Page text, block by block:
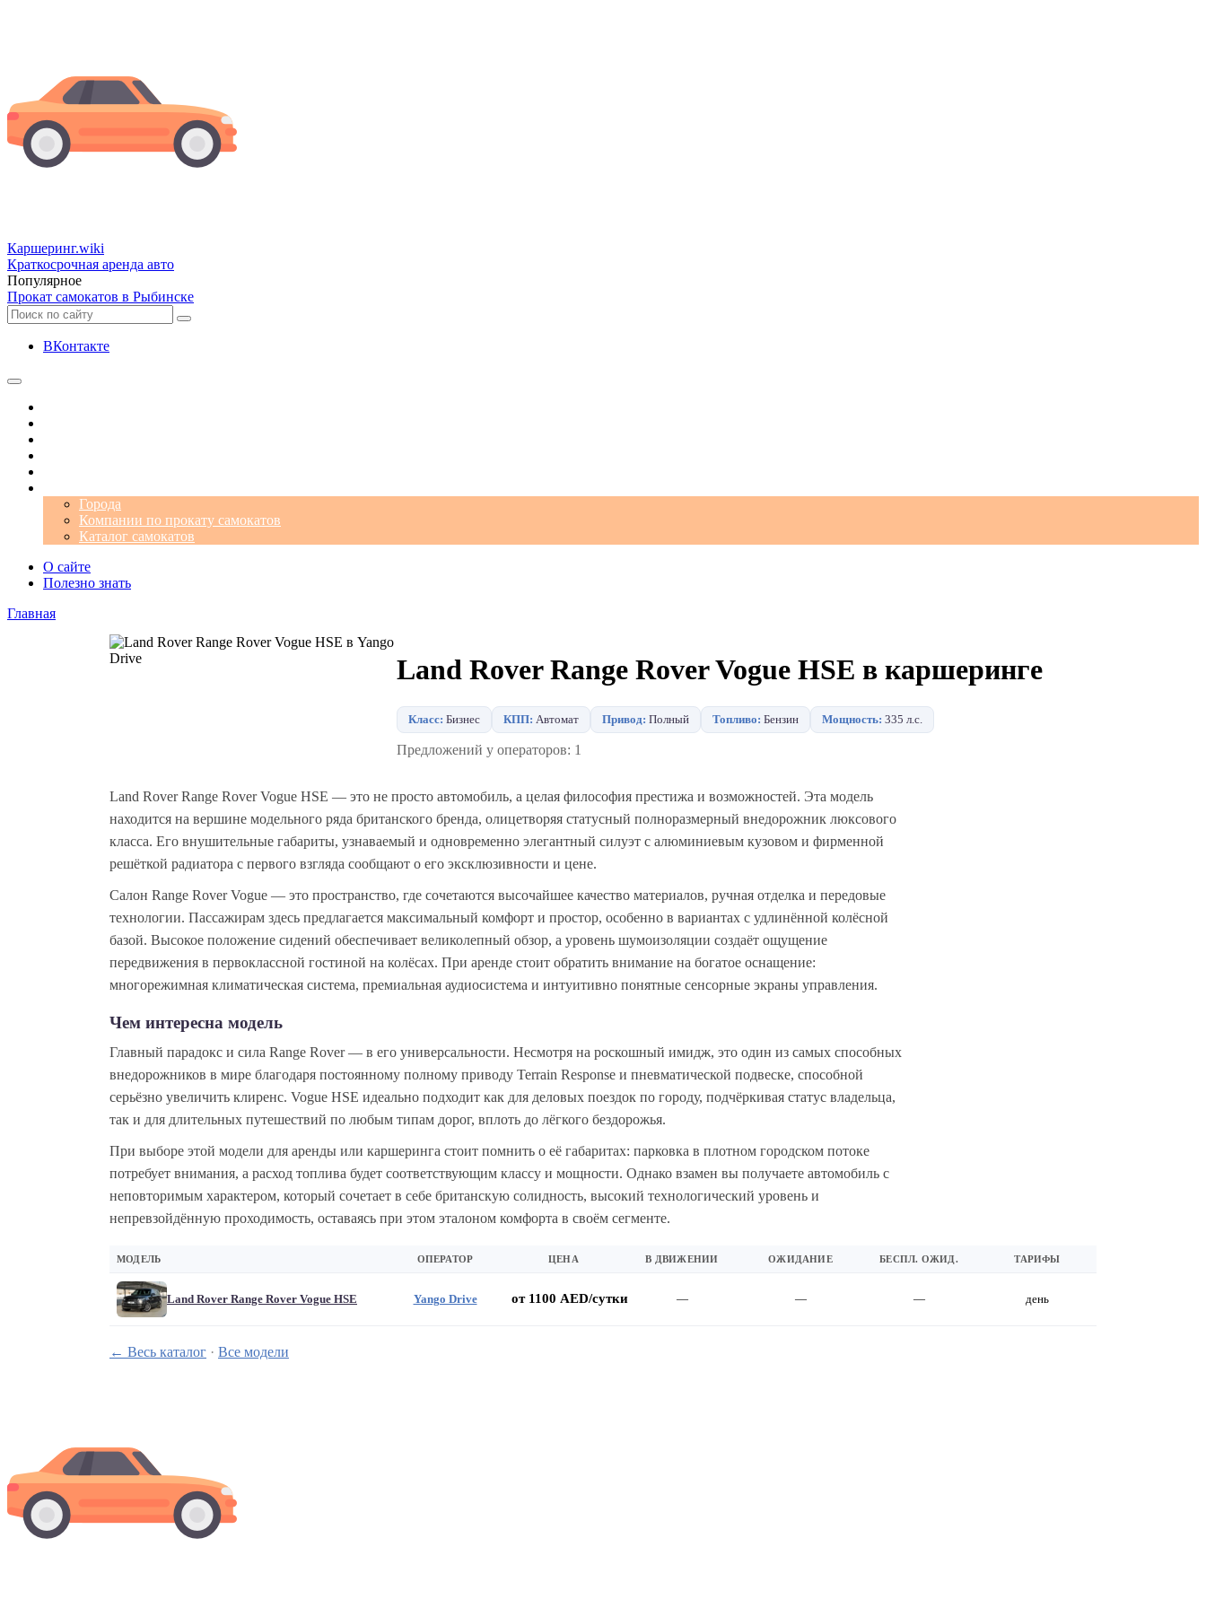
Каршеринг.wiki
Краткосрочная аренда авто
Популярное
Прокат самокатов в Рыбинске
ВКонтакте
Города
Компании по прокату самокатов
Каталог самокатов
О сайте
Полезно знать
Главная
Land Rover Range Rover Vogue HSE в каршеринге
Класс: Бизнес КПП: Автомат Привод: Полный Топливо: Бензин Мощность: 335 л.с.
Предложений у операторов: 1
Land Rover Range Rover Vogue HSE — это не просто автомобиль, а целая философия престижа и возможностей. Эта модель
находится на вершине модельного ряда британского бренда, олицетворяя статусный полноразмерный внедорожник люксового
класса. Его внушительные габариты, узнаваемый и одновременно элегантный силуэт с алюминиевым кузовом и фирменной
решёткой радиатора с первого взгляда сообщают о его эксклюзивности и цене.
Салон Range Rover Vogue — это пространство, где сочетаются высочайшее качество материалов, ручная отделка и передовые
технологии. Пассажирам здесь предлагается максимальный комфорт и простор, особенно в вариантах с удлинённой колёсной
базой. Высокое положение сидений обеспечивает великолепный обзор, а уровень шумоизоляции создаёт ощущение
передвижения в первоклассной гостиной на колёсах. При аренде стоит обратить внимание на богатое оснащение:
многорежимная климатическая система, премиальная аудиосистема и интуитивно понятные сенсорные экраны управления.
Чем интересна модель
Главный парадокс и сила Range Rover — в его универсальности. Несмотря на роскошный имидж, это один из самых способных
внедорожников в мире благодаря постоянному полному приводу Terrain Response и пневматической подвеске, способной
серьёзно увеличить клиренс. Vogue HSE идеально подходит как для деловых поездок по городу, подчёркивая статус владельца,
так и для длительных путешествий по любым типам дорог, вплоть до лёгкого бездорожья.
При выборе этой модели для аренды или каршеринга стоит помнить о её габаритах: парковка в плотном городском потоке
потребует внимания, а расход топлива будет соответствующим классу и мощности. Однако взамен вы получаете автомобиль с
неповторимым характером, который сочетает в себе британскую солидность, высокий технологический уровень и
непревзойдённую проходимость, оставаясь при этом эталоном комфорта в своём сегменте.
МОДЕЛЬ ОПЕРАТОР ЦЕНА В ДВИЖЕНИИ ОЖИДАНИЕ БЕСПЛ. ОЖИД. ТАРИФЫ
Land Rover Range Rover Vogue HSE Yango Drive от 1100 AED/сутки — — — день
← Весь каталог · Все модели